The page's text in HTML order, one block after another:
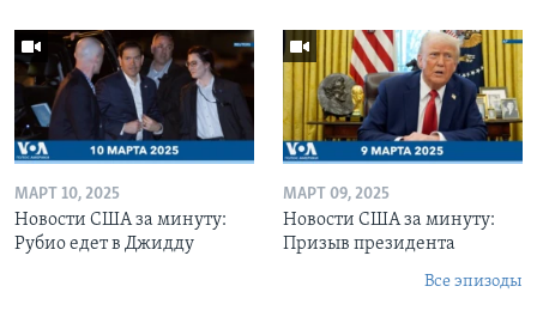
МАРТ 10, 2025
Новости США за минуту:
Рубио едет в Джидду
МАРТ 09, 2025
Новости США за минуту:
Призыв президента
Все эпизоды